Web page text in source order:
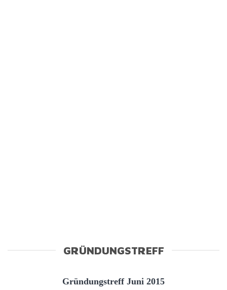
GRÜNDUNGSTREFF
Gründungstreff Juni 2015